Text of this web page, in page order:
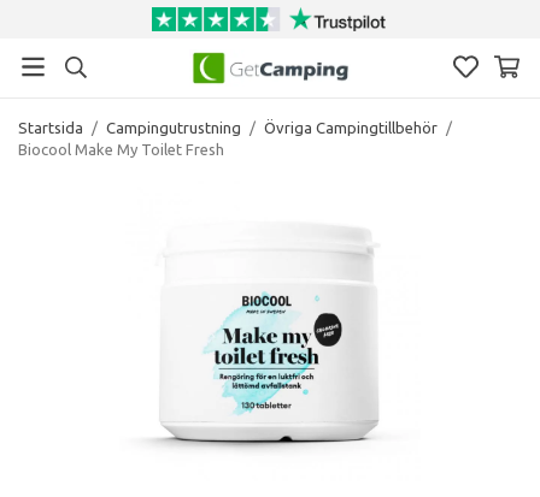
Startsida / Campingutrustning / Övriga Campingtillbehör /
Biocool Make My Toilet Fresh